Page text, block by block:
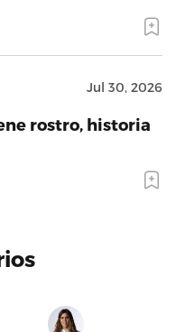
Jul 30, 2026
rostro, historia